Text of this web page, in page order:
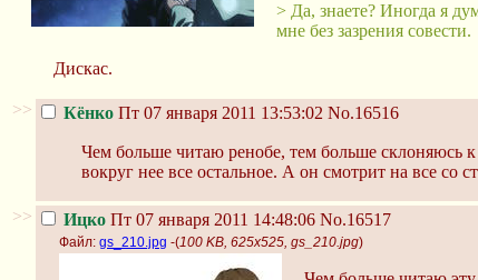
> Да, знаете? Иногда я
мне без зазрения совести.
Дискас.
>> Кёнко Пт 07 января 2011 13:53:02 No.16516
Чем больше читаю ренобе, тем больше склоняюсь
вокруг нее все остальное. А он смотрит на все со
>> Ицко Пт 07 января 2011 14:48:06 No.16517
Файл: gs_210.jpg -(100 KB, 625x525, gs_210.jpg)